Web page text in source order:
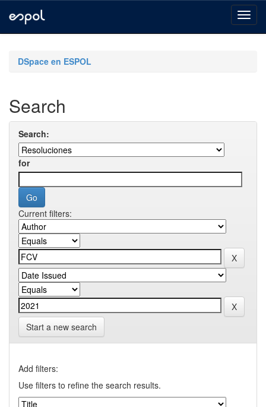
navigationDSpace en ESPOL
Search
Search:
for
Current filters:
Start a new search
Add filters:
Use filters to refine the search results.